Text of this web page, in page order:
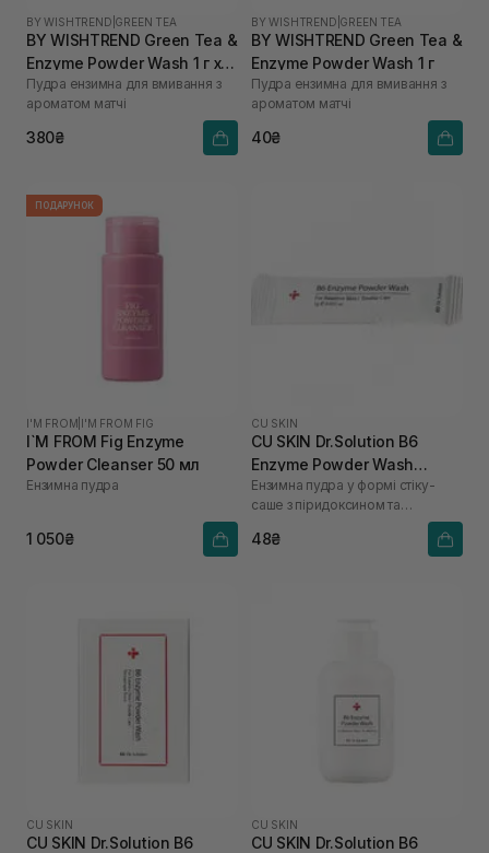
BY WISHTREND GREEN TEA
BY WISHTREND Green Tea &
Enzyme Powder Wash 1 г х
10 шт
Пудра ензимна для вмивання з
ароматом матчі
380₴
BY WISHTREND GREEN TEA
BY WISHTREND Green Tea &
Enzyme Powder Wash 1 г
Пудра ензимна для вмивання з
ароматом матчі
40₴
ПОДАРУНОК
I'M FROM I'M FROM FIG
I`M FROM Fig Enzyme
Powder Cleanser 50 мл
Ензимна пудра
1 050₴
CU SKIN
CU SKIN Dr.Solution B6
Enzyme Powder Wash
Sachet для проблемної та
жирної шкіри 1шт* 1 г
Ензимна пудра у формі стіку-
саше з піридоксином та
48₴
CU SKIN
CU SKIN Dr.Solution B6
CU SKIN
CU SKIN Dr.Solution B6